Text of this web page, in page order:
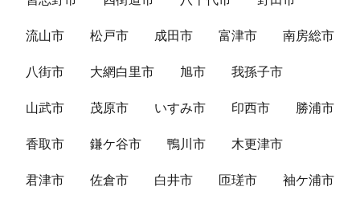
流山市 松戸市 成田市 富津市 南房総市
八街市 大網白里市 旭市 我孫子市
山武市 茂原市 いすみ市 印西市 勝浦市
香取市 鎌ケ谷市 鴨川市 木更津市
君津市 佐倉市 白井市 匝瑳市 袖ケ浦市